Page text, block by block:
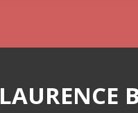
LAURENCE